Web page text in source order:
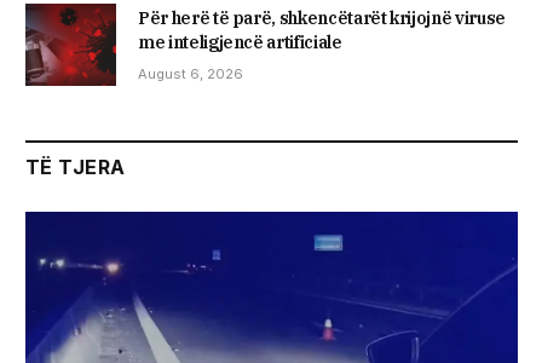
Për herë të parë, shkencëtarët krijojnë viruse
me inteligjencë artificiale
August 6, 2026
TË TJERA